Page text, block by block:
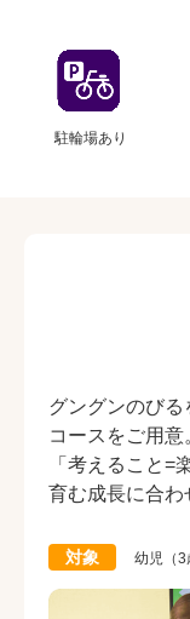
駐輪場あり
グングンのび
コースをご用意
「考えること=
育む成長に合わ
対象 幼児（3